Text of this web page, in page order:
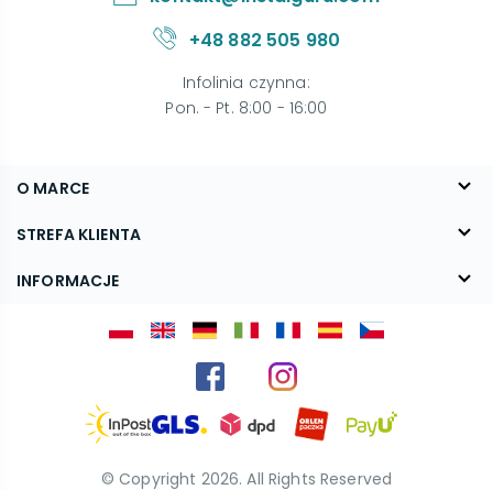
O MARCE
O nas
Blog
STREFA KLIENTA
FAQ
INFORMACJE
+48 882 505 980
Infolinia czynna:
Pon. - Pt. 8:00 - 16:00
© Copyright 2026. All Rights Reserved